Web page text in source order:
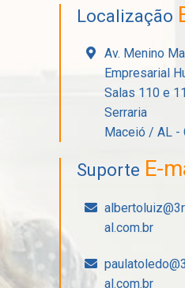
Localização
Av. Menino
Empresarial
Salas 110 e
Serraria
Maceió / AL -
Suporte E-
al.com.br
al.com.br